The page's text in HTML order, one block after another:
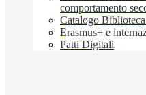
comportamento
Catalogo
Erasmus+ e
Patti Digitali